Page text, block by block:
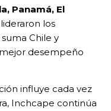
Panamá, El
lideraron los
Chile y
desempeño
influye cada vez
Inchcape continúa